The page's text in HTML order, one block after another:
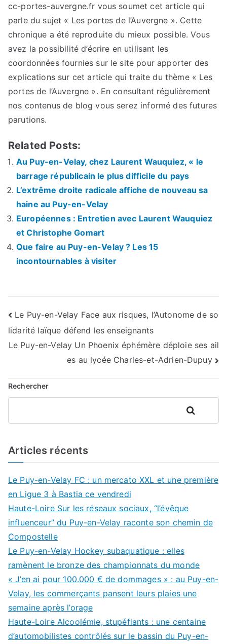
cc-portes-auvergne.fr vous soumet cet article qui
parle du sujet « Les portes de l’Auvergne ». Cette
chronique a été reproduite du mieux possible. Vous
avez la possibilité d’écrire en utilisant les
coordonnées fournies sur le site pour apporter des
explications sur cet article qui traite du thème « Les
portes de l’Auvergne ». En consultant régulièrement
nos contenus de blog vous serez informé des futures
parutions.
Related Posts:
Au Puy-en-Velay, chez Laurent Wauquiez, « le
barrage républicain le plus difficile du pays
L’extrême droite radicale affiche de nouveau sa
haine au Puy-en-Velay
Européennes : Entretien avec Laurent Wauquiez
et Christophe Gomart
Que faire au Puy-en-Velay ? Les 15
incontournables à visiter
Navigation
de
Le Puy-en-Velay Face aux risques, l’Autonome de so
lidarité laïque défend les enseignants
Le Puy-en-Velay Un Phoenix éphémère déploie ses ail
es au lycée Charles-et-Adrien-Dupuy
Rechercher
Rechercher
Articles récents
Le Puy-en-Velay FC : un mercato XXL et une première
en Ligue 3 à Bastia ce vendredi
Haute-Loire Sur les réseaux sociaux, “l’évêque
influenceur” du Puy-en-Velay raconte son chemin de
Compostelle
Le Puy-en-Velay Hockey subaquatique : elles
ramènent le bronze des championnats du monde
« J’en ai pour 100.000 € de dommages » : au Puy-en-
Velay, les commerçants pansent leurs plaies une
semaine après l’orage
Haute-Loire Alcoolémie, stupéfiants : une centaine
d’automobilistes contrôlés sur le bassin du Puy-en-